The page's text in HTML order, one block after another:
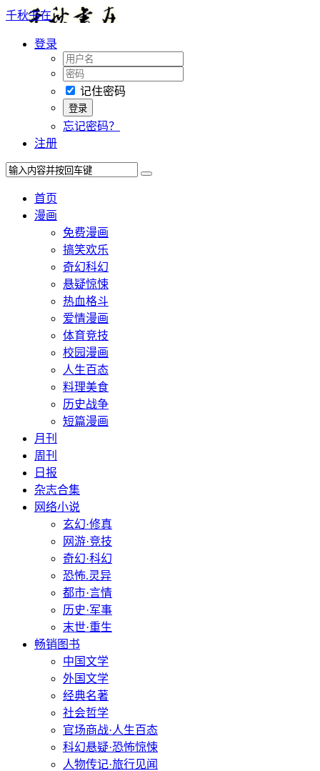
千秋书在
登录
记住密码
忘记密码？
注册
首页
漫画
免费漫画
搞笑欢乐
奇幻科幻
悬疑惊悚
热血格斗
爱情漫画
体育竞技
校园漫画
人生百态
料理美食
历史战争
短篇漫画
月刊
周刊
日报
杂志合集
网络小说
玄幻·修真
网游·竞技
奇幻·科幻
恐怖.灵异
都市·言情
历史·军事
末世·重生
畅销图书
中国文学
外国文学
经典名著
社会哲学
官场商战·人生百态
科幻悬疑·恐怖惊悚
人物传记·旅行见闻